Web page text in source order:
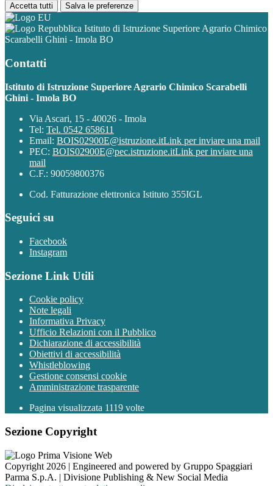
Accetta tutti Salva le preferenze
Istituto di Istruzione Superiore Agrario Chimico
Scarabelli Ghini - Imola BO
Contatti
Istituto di Istruzione Superiore Agrario Chimico Scarabelli
Ghini - Imola BO
Via Ascari, 15 - 40026 - Imola
Tel: Tel. 0542 658611
Email: BOIS02900E@istruzione.itLink per inviare una mail
PEC: BOIS02900E@pec.istruzione.itLink per inviare una
mail
C.F.: 90059800376
Cod. Fatturazione elettronica Istituto 355IGL
Seguici su
Facebook
Instagram
Sezione Link Utili
Cookie policy
Note legali
Informativa Privacy
Ufficio Relazioni con il Pubblico
Dichiarazione di accessibilità
Obiettivi di accessibilità
Whistleblowing
Gestione consensi cookie
Amministrazione trasparente
Pagina visualizzata 1119 volte
Sezione Copyright
Copyright 2026 | Engineered and powered by Gruppo Spaggiari
Parma S.p.A. | Divisione Publishing & New Social Media